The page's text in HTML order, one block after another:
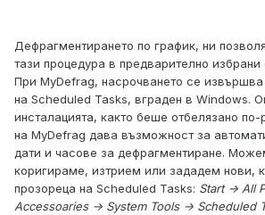
Дефрагментирането по график, ни
тази процедура в предварително избрани
При MyDefrag, насрочването се извършва
на Scheduled Tasks, вграден в Windows.
инсталацията, както беше отбелязано по-
на MyDefrag дава възможност за
дати и часове за дефрагментиране.
коригираме, изтрием или зададем нови,
прозореца на Scheduled Tasks: Start -> All
Accessoaries -> System Tools -> Scheduled